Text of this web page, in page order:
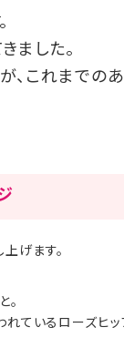
ました。
これまでの
げます。
。
ているローズヒ